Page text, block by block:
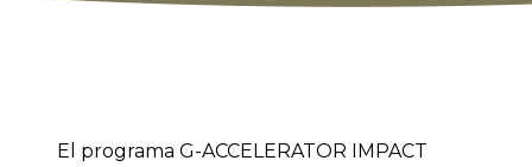
El programa G-ACCELERATOR IMPACT